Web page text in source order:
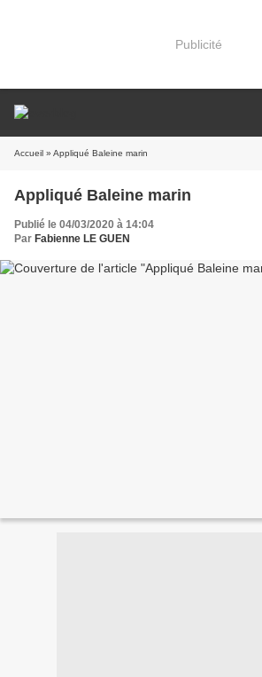
Publicité
Accueil » Appliqué Baleine marin
Appliqué Baleine marin
Publié le 04/03/2020 à 14:04
Par Fabienne LE GUEN